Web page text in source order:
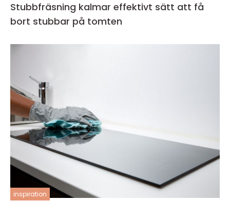
Stubbfräsning kalmar effektivt sätt att få
bort stubbar på tomten
inspiration